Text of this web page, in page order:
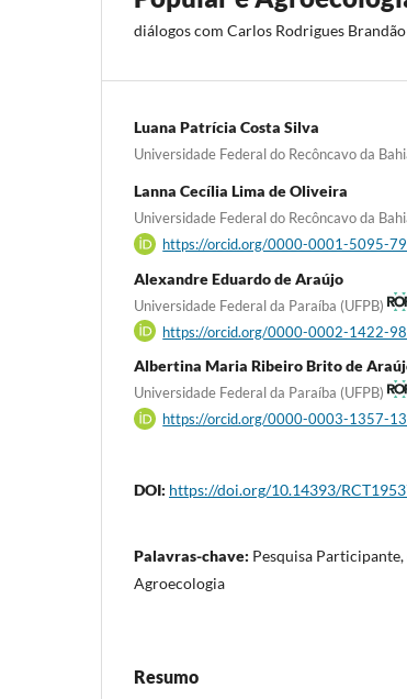
diálogos com Carlos Rodrigues Brandão
Luana Patrícia Costa Silva
Universidade Federal do Recôncavo da
Lanna Cecília Lima de Oliveira
Universidade Federal do Recôncavo da
https://orcid.org/0000-0001-5095-
Alexandre Eduardo de Araújo
Universidade Federal da Paraíba (UFPB)
https://orcid.org/0000-0002-1422-
Albertina Maria Ribeiro Brito de
Universidade Federal da Paraíba (UFPB)
https://orcid.org/0000-0003-1357-
DOI: https://doi.org/10.14393/
Palavras-chave: Pesquisa
Agroecologia
Resumo